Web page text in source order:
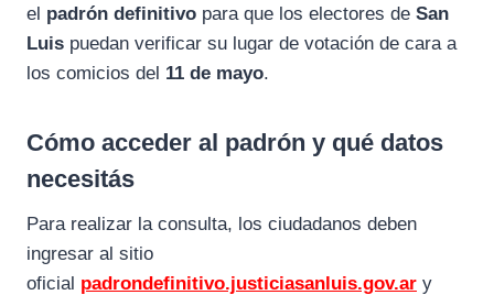
e
b
k
e
g
m
t
s
p
el padrón definitivo para que los electores de San
Luis puedan verificar su lugar de votación de cara a
los comicios del 11 de mayo.
Cómo acceder al padrón y qué datos
necesitás
Para realizar la consulta, los ciudadanos deben
ingresar al sitio
oficial padrondefinitivo.justiciasanluis.gov.ar y